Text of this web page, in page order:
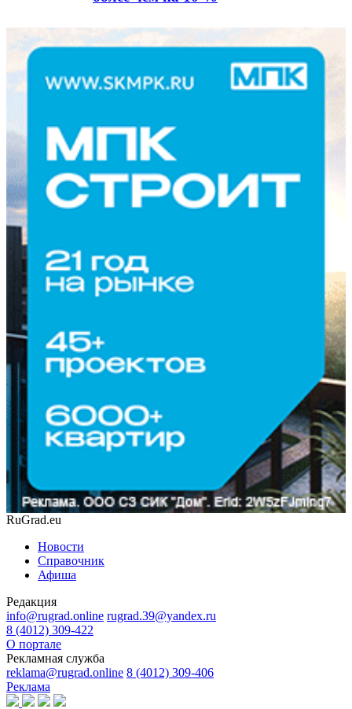
RuGrad.eu
Новости
Справочник
Афиша
Редакция
info@rugrad.online rugrad.39@yandex.ru
8 (4012) 309-422
О портале
Рекламная служба
reklama@rugrad.online 8 (4012) 309-406
Реклама